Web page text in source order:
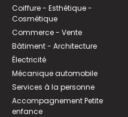
Coiffure - Esthétique -
Cosmétique
Commerce - Vente
Bâtiment - Architecture
Électricité
Mécanique automobile
Services à la personne
Accompagnement Petite
enfance